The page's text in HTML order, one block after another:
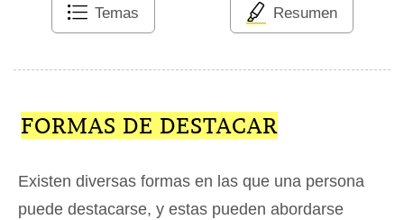
Temas Resumen
FORMAS DE DESTACAR
Existen diversas formas en las que una persona
puede destacarse, y estas pueden abordarse